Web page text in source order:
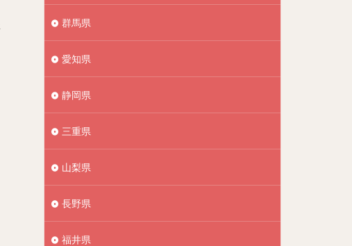
群馬県
愛知県
静岡県
三重県
山梨県
長野県
福井県